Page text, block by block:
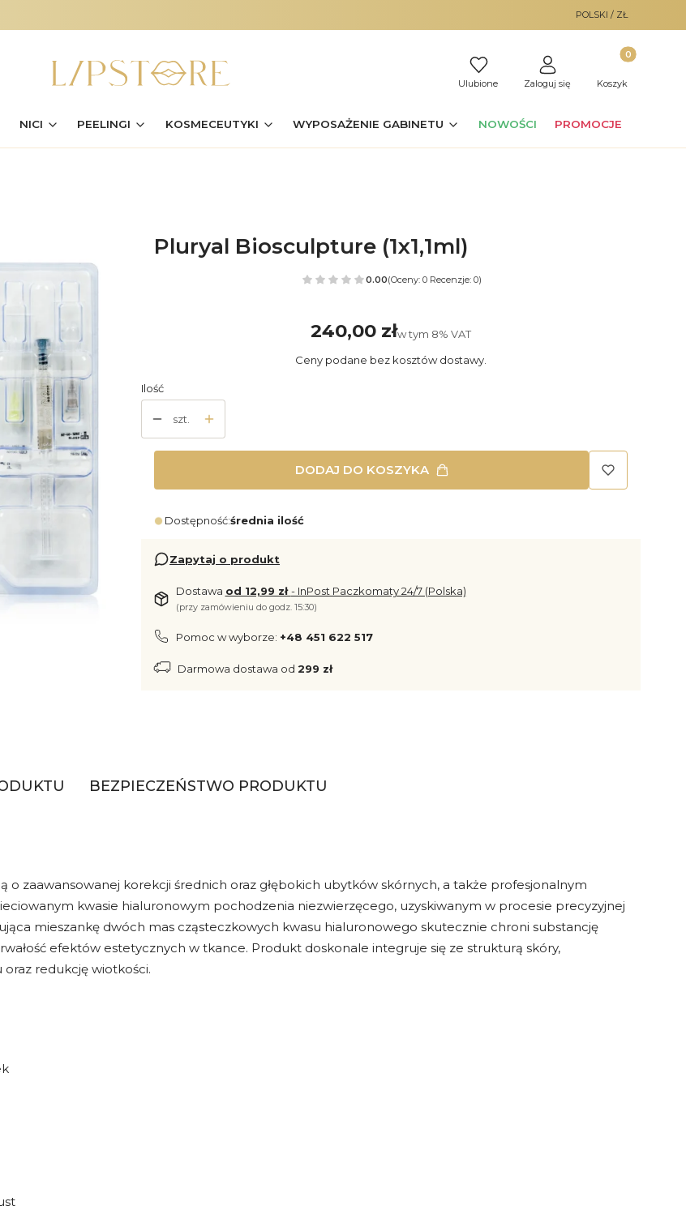
POLSKI / ZŁ
Ulubione Zaloguj się
Produkty w
Koszyk
NICI PEELINGI KOSMECEUTYKI WYPOSAŻENIE GABINETU NOWOŚCI PROMOCJE
Pluryal Biosculpture (1x1,1ml)
0.00(Oceny: 0 Recenzje: 0)
Cena
240,00 złw tym 8% VAT
w tym 8% VAT
Ceny podane bez kosztów dostawy.
Ilość
szt.
DODAJ DO KOSZYKA
Dostępność:średnia ilość
Zapytaj o produkt
Dostawa od 12,99 zł- InPost Paczkomaty 24/7 (Polska)
(przy zamówieniu do godz. 15:30)
Pomoc w wyborze: +48 451 622 517
Darmowa dostawa od 299 zł
BEZPIECZEŃSTWO PRODUKTU
o zaawansowanej korekcji średnich oraz głębokich ubytków skórnych, a także profesjonalnym
kwasie hialuronowym pochodzenia niezwierzęcego, uzyskiwanym w procesie precyzyjnej
mieszankę dwóch mas cząsteczkowych kwasu hialuronowego skutecznie chroni substancję
efektów estetycznych w tkance. Produkt doskonale integruje się ze strukturą skóry,
redukcję wiotkości.